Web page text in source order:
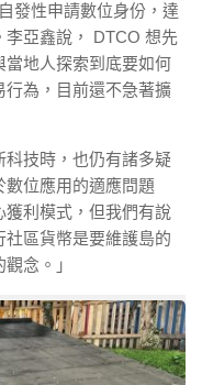
發性申請數位身份，達
亞鑫說， DTCO 想先
地人探索到底要如何
為，目前還不急著擴
技時，也仍有諸多疑
數位應用的適應問題
利模式，但我們有說
區貨幣是要維護島的
念。」